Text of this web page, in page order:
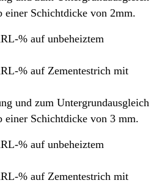
einer Schichtdicke von 2mm.
% auf unbeheiztem
% auf Zementestrich mit
und zum Untergrundausgleich
einer Schichtdicke von 3 mm.
% auf unbeheiztem
% auf Zementestrich mit